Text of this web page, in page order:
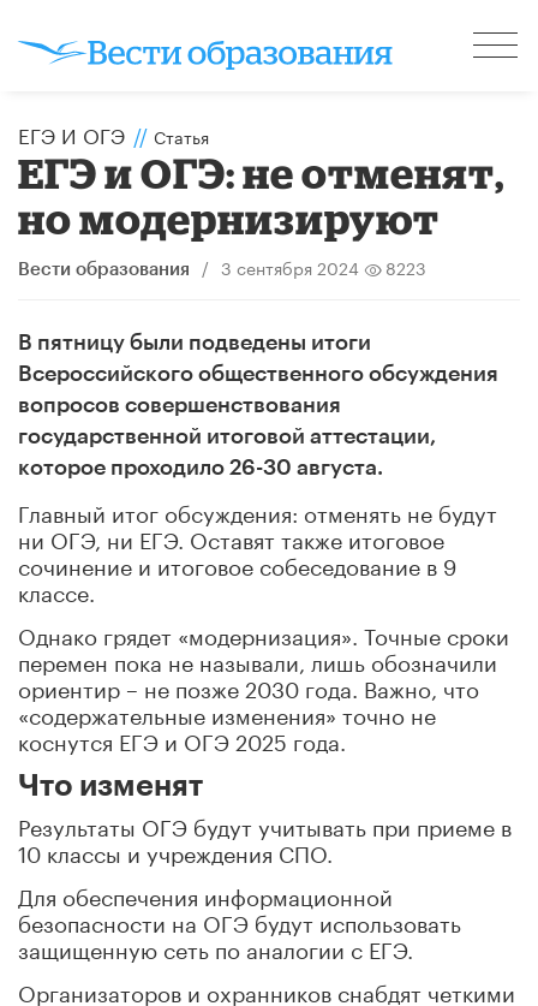
ЕГЭ И ОГЭ // Статья
ЕГЭ и ОГЭ: не отменят,
но модернизируют
Вести образования / 3 сентября 2024 8223
В пятницу были подведены итоги
Всероссийского общественного обсуждения
вопросов совершенствования
государственной итоговой аттестации,
которое проходило 26-30 августа.
Главный итог обсуждения: отменять не будут
ни ОГЭ, ни ЕГЭ. Оставят также итоговое
сочинение и итоговое собеседование в 9
классе.
Однако грядет «модернизация». Точные сроки
перемен пока не называли, лишь обозначили
ориентир – не позже 2030 года. Важно, что
«содержательные изменения» точно не
коснутся ЕГЭ и ОГЭ 2025 года.
Что изменят
Результаты ОГЭ будут учитывать при приеме в
10 классы и учреждения СПО.
Для обеспечения информационной
безопасности на ОГЭ будут использовать
защищенную сеть по аналогии с ЕГЭ.
Организаторов и охранников снабдят четкими